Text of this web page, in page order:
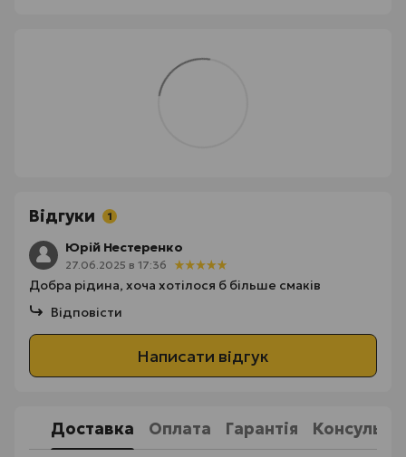
Відгуки 1
Юрій Нестеренко
27.06.2025 в 17:36
Добра рідина, хоча хотілося б більше смаків
Відповісти
Написати відгук
Доставка Оплата Гарантія